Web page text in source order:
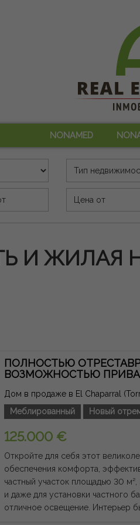
NONAMED
Тип
Precio (€)
И ЖИЛАЯ
ПОЛНОСТЬЮ
ВОЗМОЖНОСТЬЮ
Дом в продаже в El Chaparral
Меблированный
Новый
125.000 €
Откройте для себя этот
обеспечения комфорта,
частный участок площадью 30
и даже для установки частного бассейна. Участок, обращённый на восток,
отличное освещение. Интерьер